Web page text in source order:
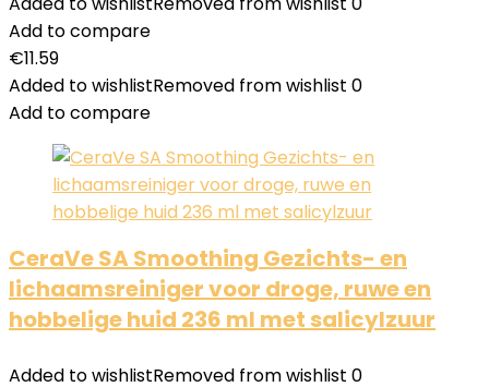
Add to compare
€11.59
Added to wishlistRemoved from wishlist 0
Add to compare
CeraVe SA Smoothing Gezichts- en
lichaamsreiniger voor droge, ruwe en
hobbelige huid 236 ml met salicylzuur
Added to wishlistRemoved from wishlist 0